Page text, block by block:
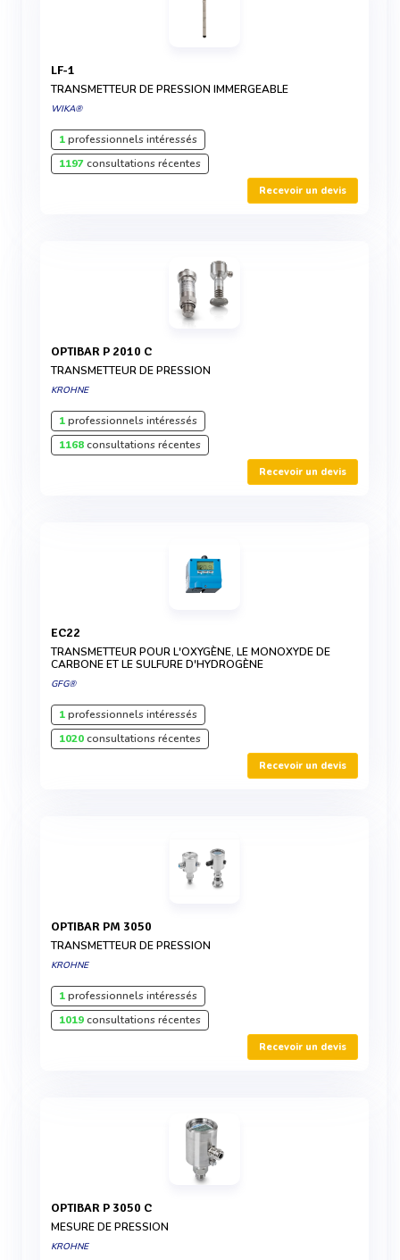
LF-1
TRANSMETTEUR DE PRESSION IMMERGEABLE
WIKA®
1professionnels intéressés
1197consultations récentes
Recevoir un devis
OPTIBAR P 2010 C
TRANSMETTEUR DE PRESSION
KROHNE
1professionnels intéressés
1168consultations récentes
Recevoir un devis
EC22
TRANSMETTEUR POUR L'OXYGÈNE, LE MONOXYDE DE
CARBONE ET LE SULFURE D'HYDROGÈNE
GFG®
1professionnels intéressés
1020consultations récentes
Recevoir un devis
OPTIBAR PM 3050
TRANSMETTEUR DE PRESSION
KROHNE
1professionnels intéressés
1019consultations récentes
Recevoir un devis
OPTIBAR P 3050 C
MESURE DE PRESSION
KROHNE